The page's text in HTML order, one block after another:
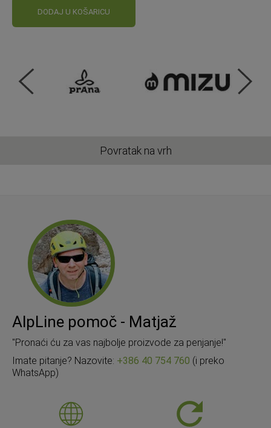
cijena
DODAJ U KOŠARICU
Povratak na vrh
AlpLine pomoč - Matjaž
"Pronaći ću za vas najbolje proizvode za penjanje!"
Imate pitanje? Nazovite: +386 40 754 760 (i preko
WhatsApp)